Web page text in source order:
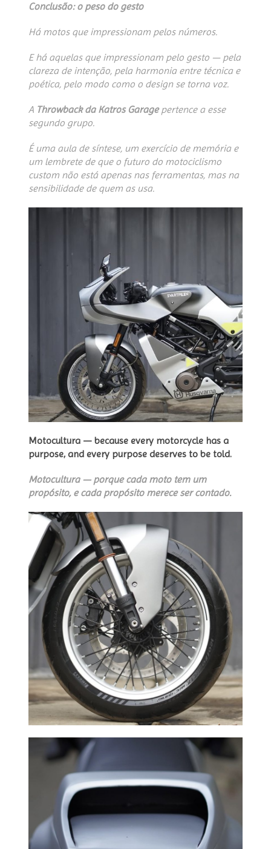
Conclusão: o peso do gesto
Há motos que impressionam pelos números.
E há aquelas que impressionam pelo gesto — pela
clareza de intenção, pela harmonia entre técnica e
poética, pelo modo como o design se torna voz.
A Throwback da Katros Garagepertence a esse
segundo grupo.
É uma aula de síntese, um exercício de memória e
um lembrete de que o futuro do motociclismo
custom não está apenas nas ferramentas, mas na
sensibilidade de quem as usa.
Motocultura — because every motorcycle has a
purpose, and every purpose deserves to be told.
Motocultura — porque cada moto tem um
propósito, e cada propósito merece ser contado.